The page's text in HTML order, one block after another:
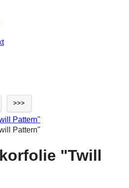
>>>
"Twill